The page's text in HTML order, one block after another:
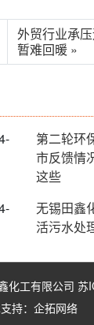
外贸行业承
暂难回暖 »
第二轮环
市反馈情
这些
无锡田鑫
活污水处
化工有限公司 苏
持： 企拓网络